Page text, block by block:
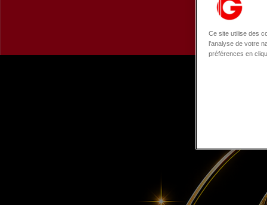
Ce site utilise des
l’analyse de votre
préférences en